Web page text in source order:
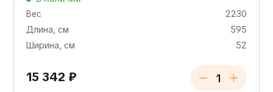
Вес
2230
Длина, см
595
Ширина, см
52
15 342 ₽